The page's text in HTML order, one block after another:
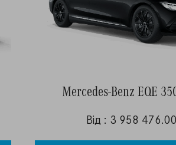
Mercedes-Benz EQE
Від : 3 958